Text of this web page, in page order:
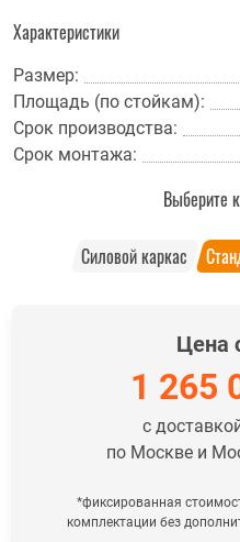
Характеристики
Размер:
Площадь (по стойкам):
Срок производства:
Срок монтажа:
Выберите
Силовой каркас
Цена
1 265
с
по Москве и
*фиксированная
комплектации без